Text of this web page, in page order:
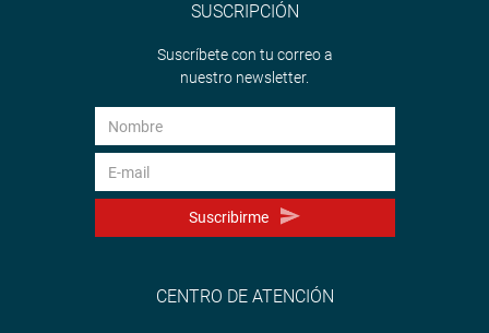
SUSCRIPCIÓN
Suscríbete con tu correo a
nuestro newsletter.
Suscribirme
CENTRO DE ATENCIÓN